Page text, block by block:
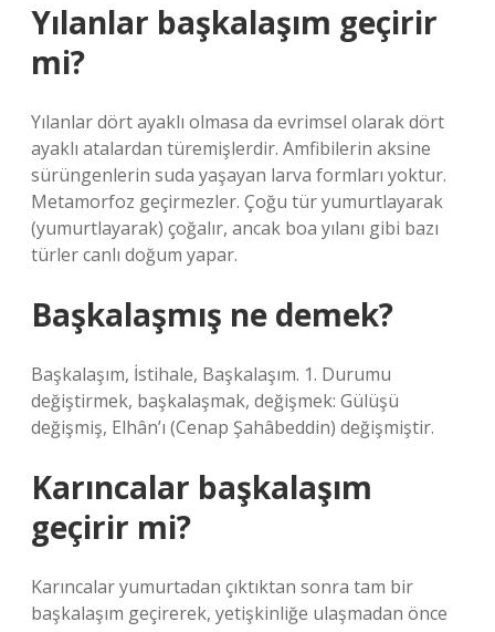
Yılanlar başkalaşım geçirir
mi?
Yılanlar dört ayaklı olmasa da evrimsel olarak dört
ayaklı atalardan türemişlerdir. Amfibilerin aksine
sürüngenlerin suda yaşayan larva formları yoktur.
Metamorfoz geçirmezler. Çoğu tür yumurtlayarak
(yumurtlayarak) çoğalır, ancak boa yılanı gibi bazı
türler canlı doğum yapar.
Başkalaşmış ne demek?
Başkalaşım, İstihale, Başkalaşım. 1. Durumu
değiştirmek, başkalaşmak, değişmek: Gülüşü
değişmiş, Elhân’ı (Cenap Şahâbeddin) değişmiştir.
Karıncalar başkalaşım
geçirir mi?
Karıncalar yumurtadan çıktıktan sonra tam bir
başkalaşım geçirerek, yetişkinliğe ulaşmadan önce